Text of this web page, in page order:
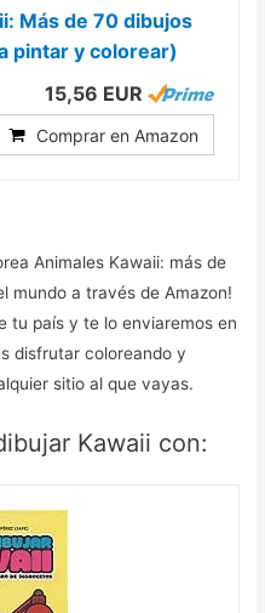
Más de 70 dibujos
pintar y colorear)
15,56 EUR
Comprar en Amazon
Animales Kawaii: más de
mundo a través de Amazon!
tu país y te lo enviaremos en
disfrutar coloreando y
sitio al que vayas.
Kawaii con: